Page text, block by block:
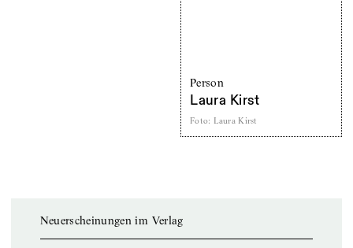
Person
Laura Kirst
Foto: Laura Kirst
Neuerscheinungen im Verlag